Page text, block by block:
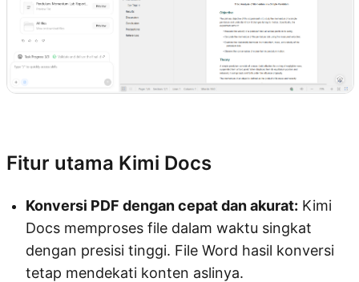
Fitur utama Kimi Docs
Konversi PDF dengan cepat dan akurat: Kimi
Docs memproses file dalam waktu singkat
dengan presisi tinggi. File Word hasil konversi
tetap mendekati konten aslinya.